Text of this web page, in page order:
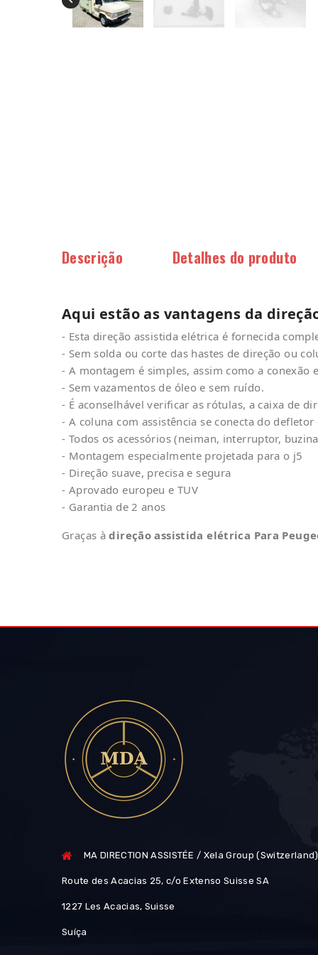
Descrição Detalhes do produto
Aqui estão as vantagens da
- Esta direção assistida elétrica é fornecida
- Sem solda ou corte das hastes de direção ou
- A montagem é simples, assim como a conexão
- Sem vazamentos de óleo e sem ruído.
- É aconselhável verificar as rótulas, a caixa de
- A coluna com assistência se conecta do
- Todos os acessórios (neiman, interruptor,
- Montagem especialmente projetada para o j5
- Direção suave, precisa e segura
- Aprovado europeu e TUV
- Garantia de 2 anos
Graças àdireção assistida elétrica Para
MA DIRECTION ASSISTÉE / Xela Group (Switzerland)
Route des Acacias 25, c/o Extenso Suisse SA
1227 Les Acacias, Suisse
Suíça